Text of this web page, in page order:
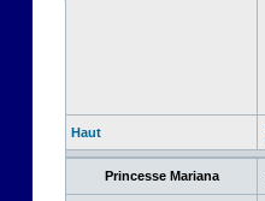
Haut
Princesse Mariana